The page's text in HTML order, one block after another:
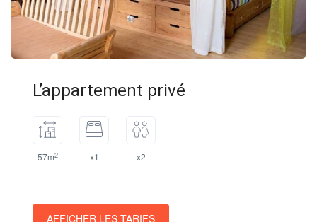
L’appartement privé
57m2 x1 x2
AFFICHER LES TARIFS